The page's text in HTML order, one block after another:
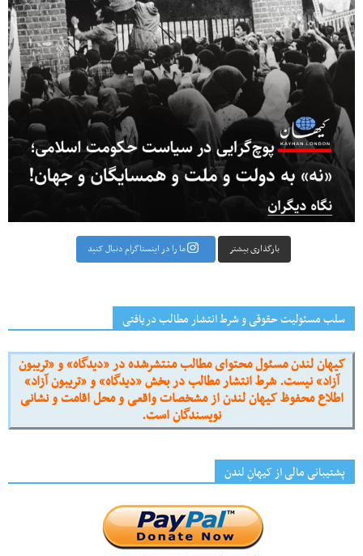
بارگذاری بیشتر ما را در اینستاگرام دنبال کنید
سلب مسئولیت حقوقی و شرط انتشار مطالب دریافتی
کیهان لندن مسئول محتوای مطالب منتشرشده در «دیدگاه» و «تریبون
آزاد» نیست. شرط انتشار مطالب در بخش «دیدگاه» و «تریبون آزاد»
اطلاع محفوظ کیهان لندن از مشخصات واقعی و محل اقامت و نشانی
نویسندگان است.
پشتیبانی مالی از کیهانِ لندن